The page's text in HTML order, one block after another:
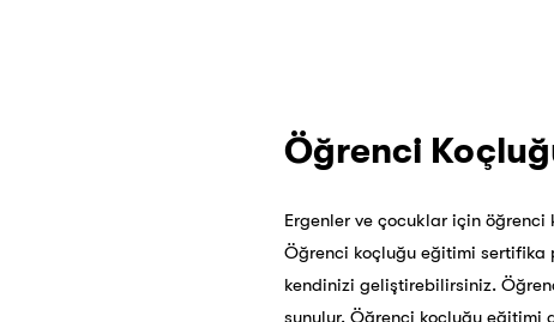
Öğrenci
Ergenler ve çocuklar için
Öğrenci koçluğu eğitimi sertifika
kendinizi geliştirebilirsiniz.
sunulur. Öğrenci koçluğu eğitimi